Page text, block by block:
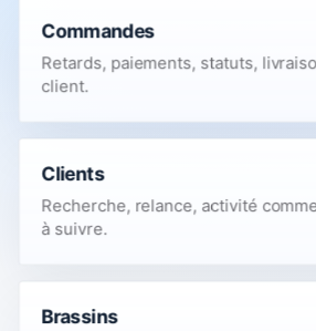
Commandes
Retards, paiements, statuts,
client.
Clients
Recherche, relance, activité
à suivre.
Brassins